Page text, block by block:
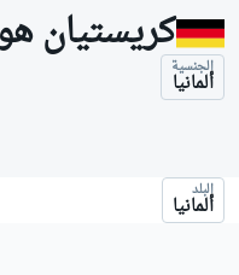
كريستيان
الجنسية
ألمانيا
البلد
ألمانيا